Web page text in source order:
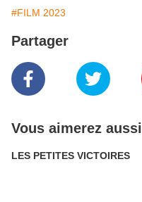
#FILM 2023
Partager
Vous aimerez aussi
LES PETITES VICTOIRES